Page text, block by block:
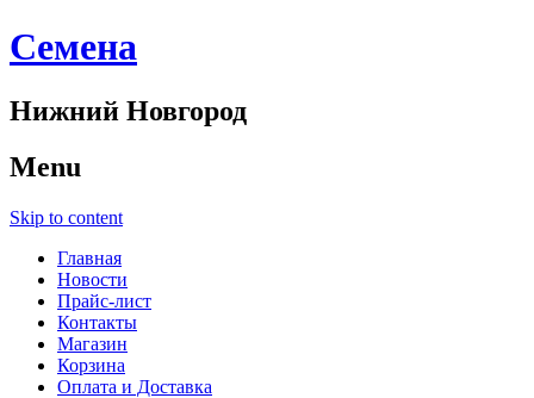
Cемена
Нижний Новгород
Menu
Skip to content
Главная
Новости
Прайс-лист
Контакты
Магазин
Корзина
Оплата и Доставка